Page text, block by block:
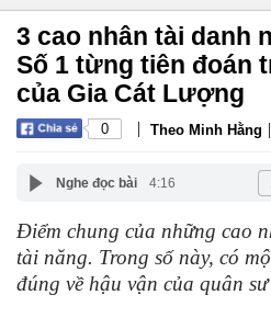
3 cao nhân tài danh
Số 1 từng tiên đoán
của Gia Cát Lượng
0 | Theo Minh Hằng |
Nghe đọc bài 4:16
Điểm chung của những cao
tài năng. Trong số này, có
đúng về hậu vận của quân